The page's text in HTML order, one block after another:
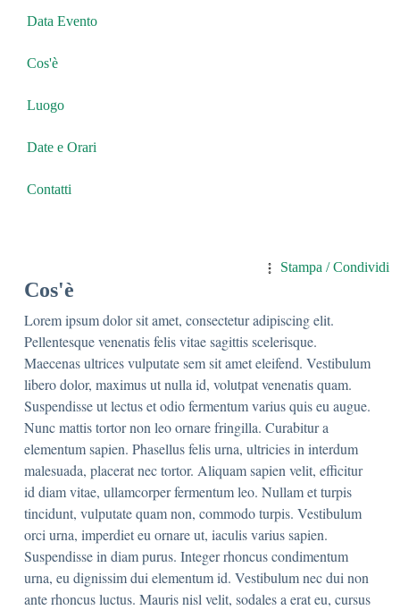
Data Evento
Cos'è
Luogo
Date e Orari
Contatti
Stampa / Condividi
Cos'è
Lorem ipsum dolor sit amet, consectetur adipiscing elit.
Pellentesque venenatis felis vitae sagittis scelerisque.
Maecenas ultrices vulputate sem sit amet eleifend. Vestibulum
libero dolor, maximus ut nulla id, volutpat venenatis quam.
Suspendisse ut lectus et odio fermentum varius quis eu augue.
Nunc mattis tortor non leo ornare fringilla. Curabitur a
elementum sapien. Phasellus felis urna, ultricies in interdum
malesuada, placerat nec tortor. Aliquam sapien velit, efficitur
id diam vitae, ullamcorper fermentum leo. Nullam et turpis
tincidunt, vulputate quam non, commodo turpis. Vestibulum
orci urna, imperdiet eu ornare ut, iaculis varius sapien.
Suspendisse in diam purus. Integer rhoncus condimentum
urna, eu dignissim dui elementum id. Vestibulum nec dui non
ante rhoncus luctus. Mauris nisl velit, sodales a erat eu, cursus